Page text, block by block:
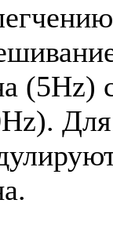
(5Hz)